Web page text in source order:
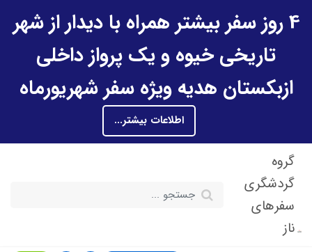
4 روز سفر بیشتر همراه با دیدار از شهر
تاریخی خیوه و یک پرواز داخلی
ازبکستان هدیه ویژه سفر شهریورماه
اطلاعات بیشتر...
گروه
گردشگری
سفرهای
ناز